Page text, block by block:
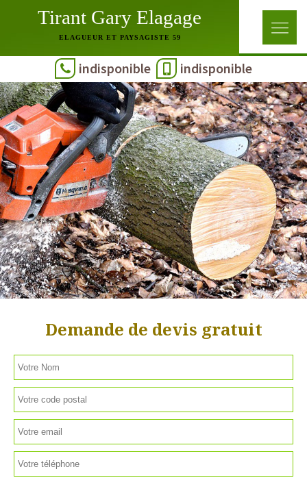
Tirant Gary Elagage
ELAGUEUR ET PAYSAGISTE 59
indisponible indisponible
Demande de devis gratuit